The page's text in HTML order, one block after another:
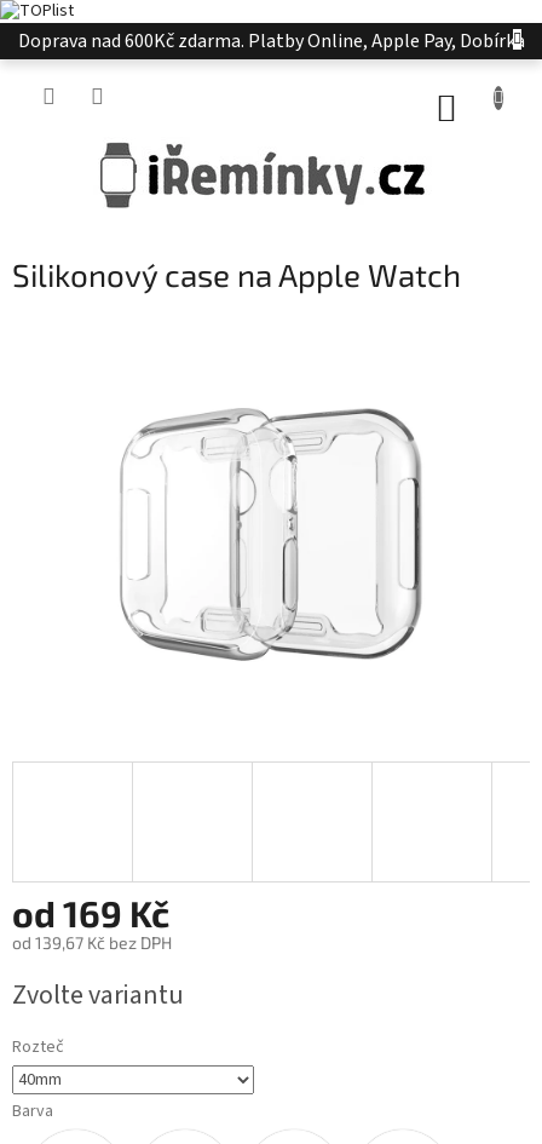
Přejít
na
Doprava nad 600Kč zdarma. Platby Online, Apple Pay, Dobírka
Silikonový case na Apple Watch
od 169 Kč
od 139,67 Kč bez DPH
cena:
Zvolte variantu
Rozteč
Barva